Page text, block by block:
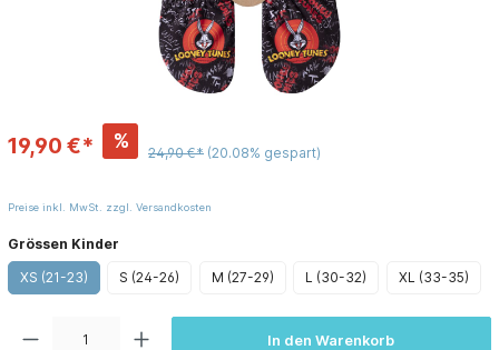
19,90 €* %
24,90 €* (20.08% gespart)
Preise inkl. MwSt. zzgl. Versandkosten
Grössen Kinder
XS (21-23) S (24-26) M (27-29) L (30-32) XL (33-35)
In den Warenkorb